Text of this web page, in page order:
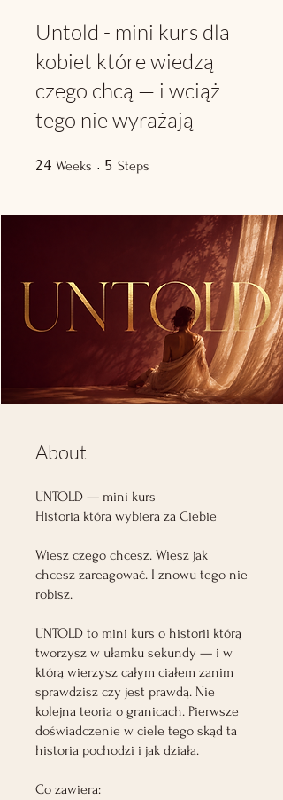
Untold - mini kurs dla
kobiet które wiedzą
czego chcą — i wciąż
tego nie wyrażają
24 Weeks 24 Weeks
5 Steps
About
UNTOLD — mini kurs
Historia która wybiera za Ciebie
Wiesz czego chcesz. Wiesz jak
chcesz zareagować. I znowu tego nie
robisz.
UNTOLD to mini kurs o historii którą
tworzysz w ułamku sekundy — i w
którą wierzysz całym ciałem zanim
sprawdzisz czy jest prawdą. Nie
kolejna teoria o granicach. Pierwsze
doświadczenie w ciele tego skąd ta
historia pochodzi i jak działa.
Co zawiera: